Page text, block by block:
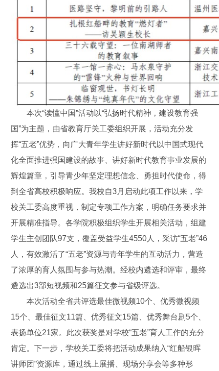
本次“读懂中国”活动以“弘扬时代精神，建设教育强
国”为主题，由省教育厅关工委组织开展，活动充分发
挥“五老”优势，向广大青年学生讲好新时代以中国式现代
化全面推进强国建设的故事、讲好新时代教育事业发展的
辉煌篇章，引导青少年坚定理想信念、勇担时代使命，得
到全省高校积极响应。我校自3月启动此项工作以来，学
校关工委高度重视，制定专项工作方案，明确任务要求并
开展精准指导。各学院积极组织学生开展相关活动，组建
学生主创团队97支，覆盖受益学生4550人，采访“五老”46
人，有效激活了“五老”资源与青年学生的互动活力，营造
了浓厚的育人氛围与参与热潮。经校内遴选和评审，最终
遴选出3部短视频和25篇征文参与省级评选。
本次活动全省共评选最佳微视频10个、优秀微视频
15个、最佳征文11篇、优秀征文15篇、优秀舞台剧5个、
表扬单位21家。此次获奖是对学校“五老”育人工作的充分
肯定。下一步，学校关工委将把活动成果纳入“红船银晖
讲师团”资源库，通过线上展播、现场分享会等多种形